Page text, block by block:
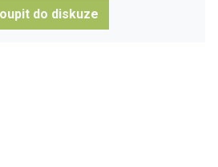
do diskuze